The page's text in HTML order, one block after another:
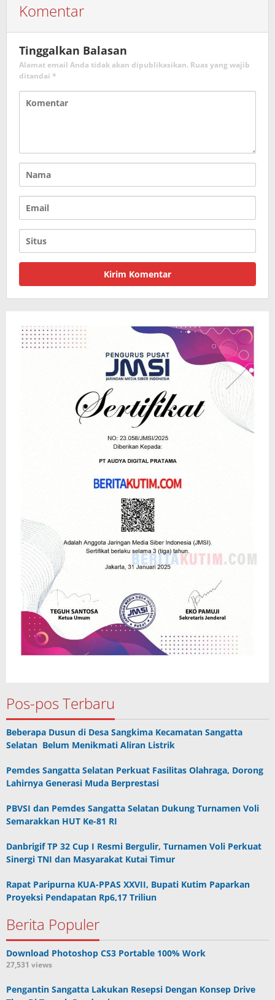
Komentar
Tinggalkan Balasan
Alamat email Anda tidak akan dipublikasikan. Ruas yang wajib
ditandai *
Pos-pos Terbaru
Beberapa Dusun di Desa Sangkima Kecamatan Sangatta
Selatan Belum Menikmati Aliran Listrik
Pemdes Sangatta Selatan Perkuat Fasilitas Olahraga, Dorong
Lahirnya Generasi Muda Berprestasi
PBVSI dan Pemdes Sangatta Selatan Dukung Turnamen Voli
Semarakkan HUT Ke-81 RI
Danbrigif TP 32 Cup I Resmi Bergulir, Turnamen Voli Perkuat
Sinergi TNI dan Masyarakat Kutai Timur
Rapat Paripurna KUA-PPAS XXVII, Bupati Kutim Paparkan
Proyeksi Pendapatan Rp6,17 Triliun
Berita Populer
Download Photoshop CS3 Portable 100% Work
27,531 views
Pengantin Sangatta Lakukan Resepsi Dengan Konsep Drive